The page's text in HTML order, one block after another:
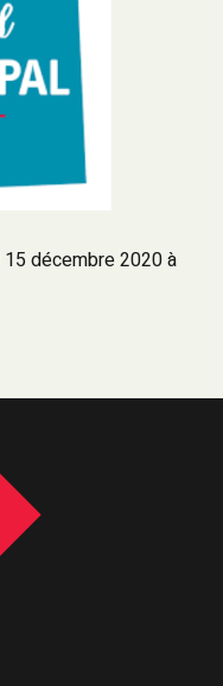
15 décembre 2020 à